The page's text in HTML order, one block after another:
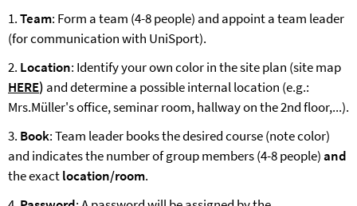
1.Team: Form a team (4-8 people) and appoint a team leader
(for communication with UniSport).
2. Location: Identify your own color in the site plan (site map
HERE) and determine a possible internal location (e.g.:
Mrs.Müller's office, seminar room, hallway on the 2nd floor,...).
3. Book: Team leader books the desired course (note color)
and indicates the number of group members (4-8 people)and
the exactlocation/room.